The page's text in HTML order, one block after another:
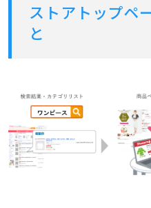
ストアトップペ
と